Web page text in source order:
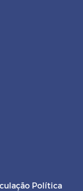
Política